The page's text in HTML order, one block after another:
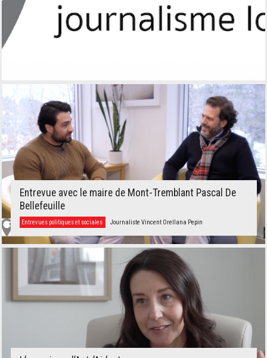
Entrevue avec le maire de Mont-Tremblant Pascal De
Bellefeuille
Entrevues politiques et sociales Journaliste Vincent Orellana Pepin